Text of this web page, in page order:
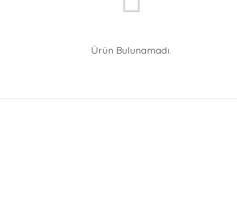
Ürün Bulunamadı.